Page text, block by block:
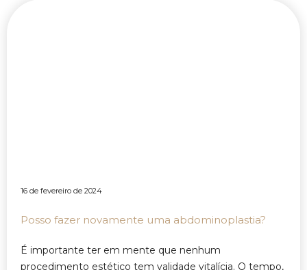
16 de fevereiro de 2024
Posso fazer novamente uma abdominoplastia?
É importante ter em mente que nenhum
procedimento estético tem validade vitalícia. O tempo,